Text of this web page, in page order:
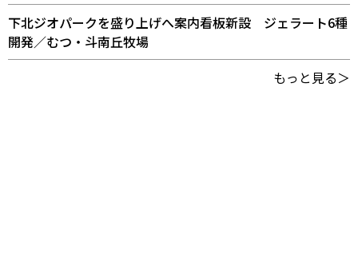
下北ジオパークを盛り上げへ案内看板新設 ジェラート6種
開発／むつ・斗南丘牧場
もっと見る＞